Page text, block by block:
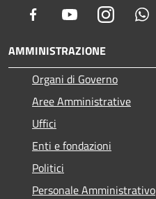
Facebook YoutubeInstagram
AMMINISTRAZIONE
Organi di Governo
Aree Amministrative
Uffici
Enti e fondazioni
Politici
Personale Amministrativo